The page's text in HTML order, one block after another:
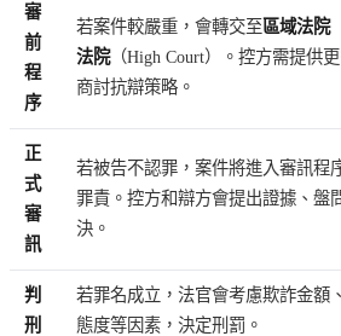
審
前
程
序
若案件較嚴重，會轉交至區域法院
法院（High Court）。控方需提供
商討抗辯策略。
正
式
審
訊
若被告不認罪，案件將進入審訊程
罪責。控方和辯方會提出證據、盤
決。
判
刑
若罪名成立，法官會考慮欺詐金額
態度等因素，決定刑罰。